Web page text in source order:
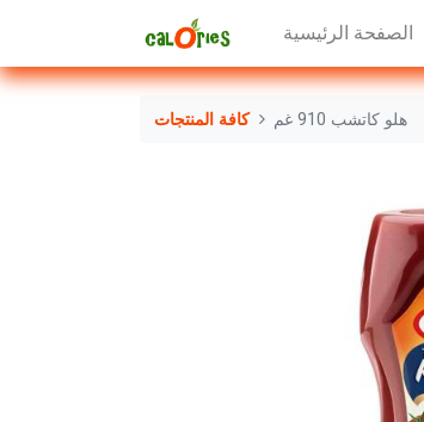
الصفحة الرئيسية
كافة المنتجات هلو كاتشب 910 غم